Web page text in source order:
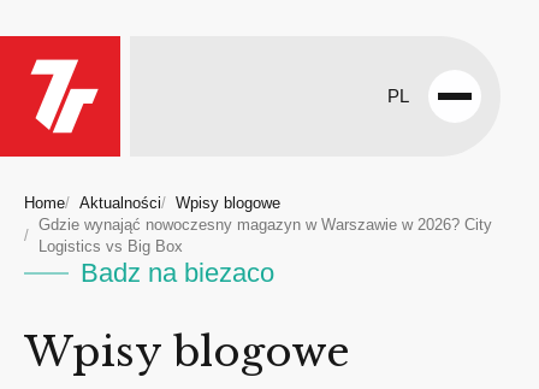
PL
Open
Home Aktualności
Wpisy blogowe
Gdzie wynająć nowoczesny magazyn w Warszawie w 2026? City
Logistics vs Big Box
Badz na biezaco
Wpisy blogowe